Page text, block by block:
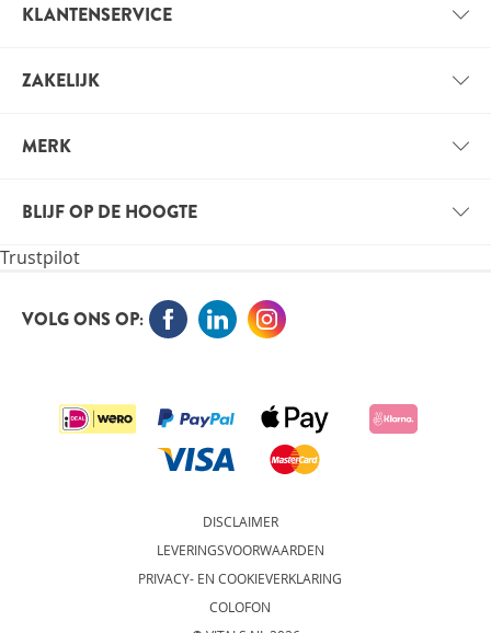
KLANTENSERVICE
VERZENDINFORMATIE
ZAKELIJK
VACATURES
MERK
ORTHOKENNIS
BLIJF OP DE HOOGTE
MELD JE NU AAN VOOR DE NIEUWSBRIEF EN BLIJF OP
AANMELDEN
Trustpilot
VOLG ONS OP:
DISCLAIMER
LEVERINGSVOORWAARDEN
PRIVACY- EN COOKIEVERKLARING
COLOFON